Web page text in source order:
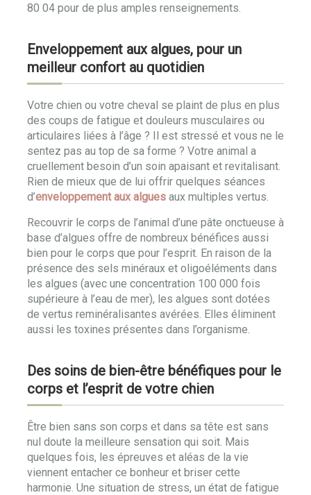
80 04 pour de plus amples renseignements.
Enveloppement aux algues, pour un
meilleur confort au quotidien
Votre chien ou votre cheval se plaint de plus en plus
des coups de fatigue et douleurs musculaires ou
articulaires liées à l’âge ? Il est stressé et vous ne le
sentez pas au top de sa forme ? Votre animal a
cruellement besoin d’un soin apaisant et revitalisant.
Rien de mieux que de lui offrir quelques séances
d’enveloppement aux algues aux multiples vertus.
Recouvrir le corps de l’animal d’une pâte onctueuse à
base d’algues offre de nombreux bénéfices aussi
bien pour le corps que pour l’esprit. En raison de la
présence des sels minéraux et oligoéléments dans
les algues (avec une concentration 100 000 fois
supérieure à l’eau de mer), les algues sont dotées
de vertus reminéralisantes avérées. Elles éliminent
aussi les toxines présentes dans l’organisme.
Des soins de bien-être bénéfiques pour le
corps et l’esprit de votre chien
Être bien sans son corps et dans sa tête est sans
nul doute la meilleure sensation qui soit. Mais
quelques fois, les épreuves et aléas de la vie
viennent entacher ce bonheur et briser cette
harmonie. Une situation de stress, un état de fatigue